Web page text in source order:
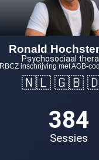
Ronald
Psychosociaal
RBCZ inschrijving met
🇳🇱 🇬🇧
Sessies
384